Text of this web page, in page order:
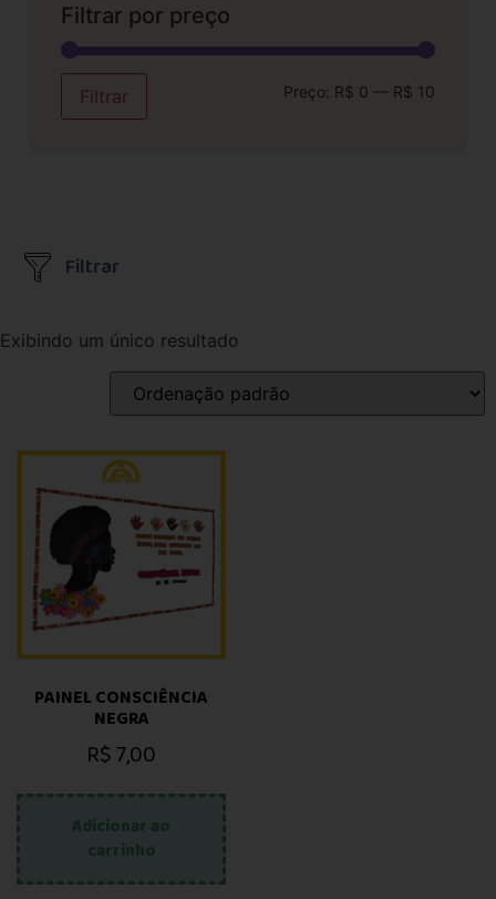
Filtrar por preço
Filtrar Preço: R$ 0 — R$ 10
Filtrar
Exibindo um único resultado
PAINEL CONSCIÊNCIA
NEGRA
R$7,00
Adicionar ao
carrinho